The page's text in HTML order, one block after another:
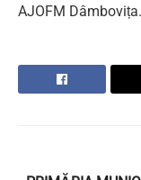
AJOFM Dâmbovița.